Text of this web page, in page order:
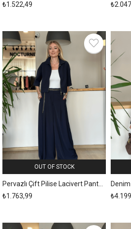
₺1.522,49
OUT OF STOCK
Pervazlı Çift Pilise Lacivert Pantolon Askı00160
₺1.763,99